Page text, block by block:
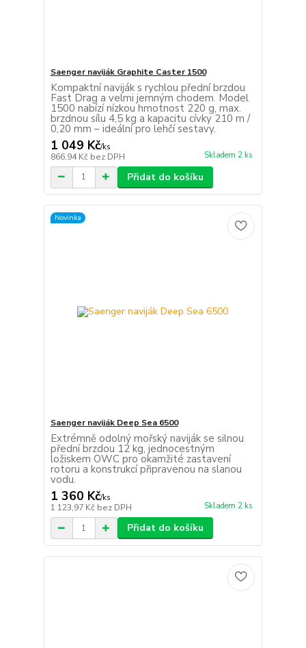
Saenger naviják Graphite Caster 1500
Kompaktní naviják s rychlou přední brzdou
Fast Drag a velmi jemným chodem. Model
1500 nabízí nízkou hmotnost 220 g, max.
brzdnou sílu 4,5 kg a kapacitu cívky 210 m /
0,20 mm – ideální pro lehčí sestavy.
1 049 Kč/ks
866,94 Kč bez DPH Skladem 2 ks
Přidat do košíku
Novinka
Saenger naviják Deep Sea 6500
Extrémně odolný mořský naviják se silnou
přední brzdou 12 kg, jednocestným
ložiskem OWC pro okamžité zastavení
rotoru a konstrukcí připravenou na slanou
vodu.
1 360 Kč/ks
1 123,97 Kč bez DPH Skladem 2 ks
Přidat do košíku